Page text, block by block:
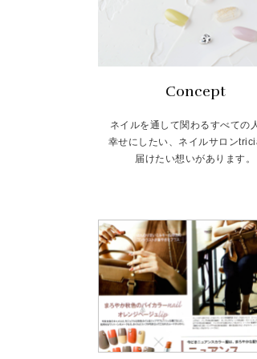
Concept
ネイルを通して関わるすべての
幸せにしたい、ネイルサロン
届けたい想いがあります。